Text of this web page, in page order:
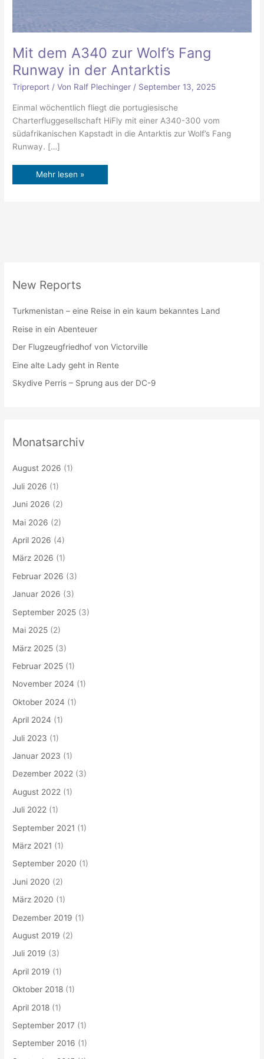
Mit dem A340 zur Wolf’s Fang
Runway in der Antarktis
Tripreport / Von Ralf Plechinger / September 13, 2025
Einmal wöchentlich fliegt die portugiesische
Charterfluggesellschaft HiFly mit einer A340-300 vom
südafrikanischen Kapstadt in die Antarktis zur Wolf’s Fang
Runway. […]
Mehr lesen »
New Reports
Turkmenistan – eine Reise in ein kaum bekanntes Land
Reise in ein Abenteuer
Der Flugzeugfriedhof von Victorville
Eine alte Lady geht in Rente
Skydive Perris – Sprung aus der DC-9
Monatsarchiv
August 2026 (1)
Juli 2026 (1)
Juni 2026 (2)
Mai 2026 (2)
April 2026 (4)
März 2026 (1)
Februar 2026 (3)
Januar 2026 (3)
September 2025 (3)
Mai 2025 (2)
März 2025 (3)
Februar 2025 (1)
November 2024 (1)
Oktober 2024 (1)
April 2024 (1)
Juli 2023 (1)
Januar 2023 (1)
Dezember 2022 (3)
August 2022 (1)
Juli 2022 (1)
September 2021 (1)
März 2021 (1)
September 2020 (1)
Juni 2020 (2)
März 2020 (1)
Dezember 2019 (1)
August 2019 (2)
Juli 2019 (3)
April 2019 (1)
Oktober 2018 (1)
April 2018 (1)
September 2017 (1)
September 2016 (1)